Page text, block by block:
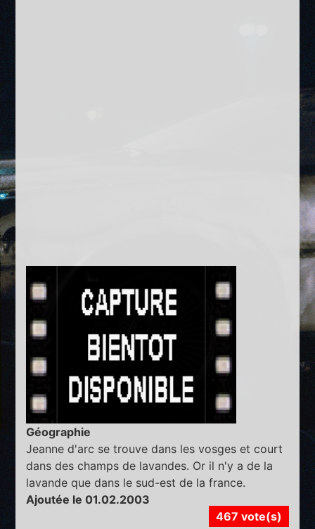
Géographie
Jeanne d'arc se trouve dans les vosges et court
dans des champs de lavandes. Or il n'y a de la
lavande que dans le sud-est de la france.
Ajoutée le 01.02.2003
467 vote(s)